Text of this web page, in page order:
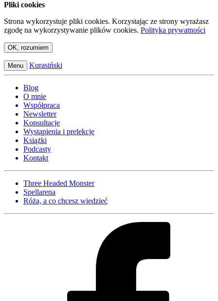
Pliki cookies
Strona wykorzystuje pliki cookies. Korzystając ze strony wyrażasz
zgodę na wykorzystywanie plików cookies. Polityka prywatności
OK, rozumiem
Menu Kurasiński
Blog
O mnie
Współpraca
Newsletter
Konsultacje
Wystąpienia i prelekcje
Książki
Podcasty
Kontakt
Three Headed Monster
Spellarena
Róża, a co chcesz wiedzieć